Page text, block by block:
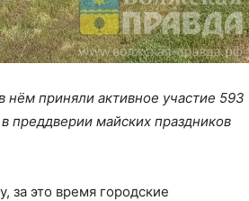
нём приняли активное участие 593
преддверии майских праздников
за это время городские